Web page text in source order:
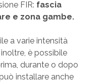
FIR: fascia
e zona gambe.
a varie intensità
è possibile
durante o dopo
installare anche